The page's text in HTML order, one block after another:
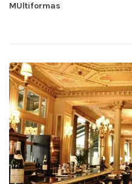
MUltiformas